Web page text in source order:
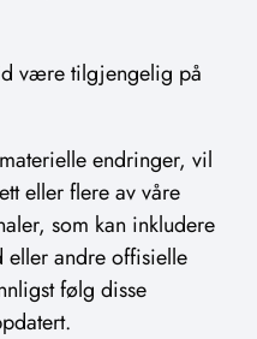
være tilgjengelig på
endringer, vil
eller flere av våre
som kan inkludere
eller andre offisielle
følg disse